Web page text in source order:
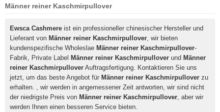
Männer reiner Kaschmirpullover
Ewsca Cashmere ist ein professioneller chinesischer Hersteller und
Lieferant von Männer reiner Kaschmirpullover, wir bieten
kundenspezifische Wholeslae Männer reiner Kaschmirpullover-
Fabrik, Private Label Männer reiner Kaschmirpullover und Männer
reiner Kaschmirpullover Auftragsfertigung. Kontaktieren Sie uns
jetzt, um das beste Angebot für Männer reiner Kaschmirpullover zu
erhalten. , wir werden in angemessener Zeit antworten, wir sind nicht
der niedrigste Preis von Männer reiner Kaschmirpullover, aber wir
werden Ihnen einen besseren Service bieten.